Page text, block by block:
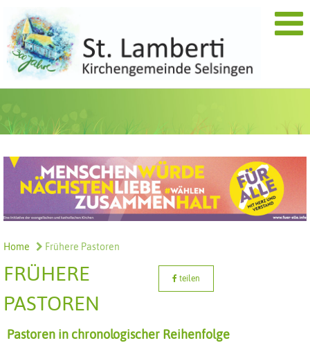
Home Frühere Pastoren
FRÜHERE
PASTOREN
teilen
Pastoren in chronologischer Reihenfolge